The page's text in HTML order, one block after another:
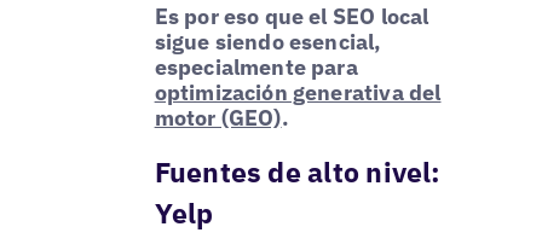
Es por eso que el SEO local
sigue siendo esencial,
especialmente para
optimización generativa del
motor (GEO).
Fuentes de alto nivel:
Yelp